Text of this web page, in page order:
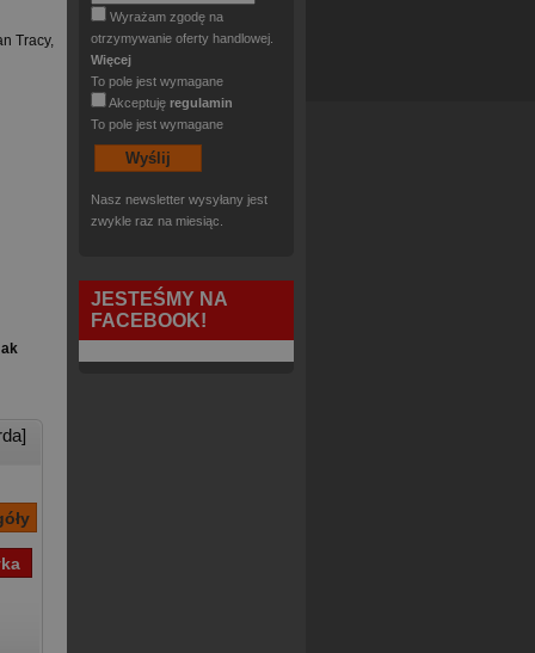
Tracy,
Wyrażam zgodę na
otrzymywanie oferty handlowej.
Więcej
To pole jest wymagane
Akceptuję regulamin
To pole jest wymagane
Nasz newsletter wysyłany jest
zwykle raz na miesiąc.
JESTEŚMY NA
FACEBOOK!